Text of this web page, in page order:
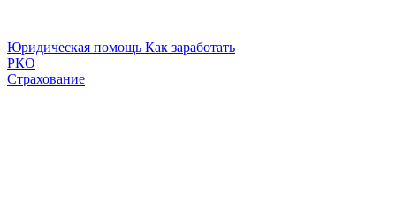
Юридическая помощь Как заработать
РКО
Страхование